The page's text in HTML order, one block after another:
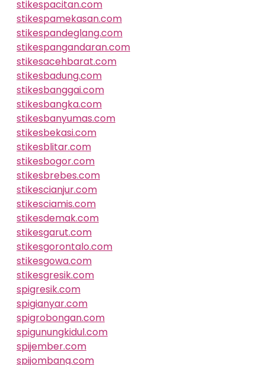
stikespacitan.com
stikespamekasan.com
stikespandeglang.com
stikespangandaran.com
stikesacehbarat.com
stikesbadung.com
stikesbanggai.com
stikesbangka.com
stikesbanyumas.com
stikesbekasi.com
stikesblitar.com
stikesbogor.com
stikesbrebes.com
stikescianjur.com
stikesciamis.com
stikesdemak.com
stikesgarut.com
stikesgorontalo.com
stikesgowa.com
stikesgresik.com
spigresik.com
spigianyar.com
spigrobongan.com
spigunungkidul.com
spijember.com
spijombang.com